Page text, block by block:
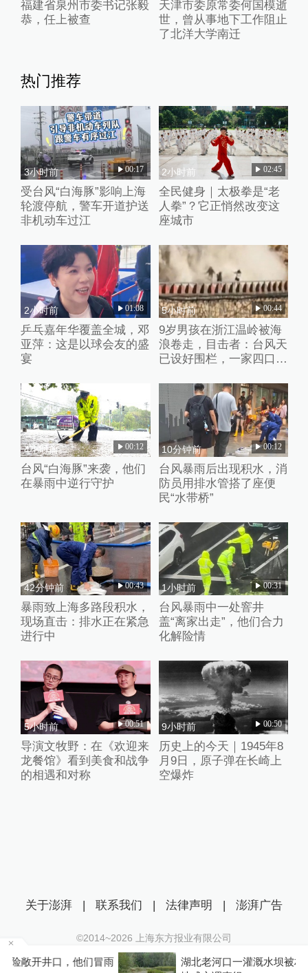
福建省泉州市委书记张毅
恭，任上被查
天津市委原常委何国模逝
世，曾从事地下工作阻止
了北洋大学南迁
热门推荐
3小时前 00:17
受台风“白海豚”影响上海
轮渡停航，警车开道护送
非机动车过江
2小时前 02:45
全民健身｜太极拳是“老
人拳”？它正悄然改变这
座城市
2小时前 01:08
乒乓嘉年华覆盖全城，邓
亚萍：这是以球会友的盛
宴
5小时前 00:44
9岁男孩在浙江温岭被海
浪卷走，目击者：台风天
已设好围栏，一家四口翻
4小时前 00:12
台风“白海豚”来袭，他们
在暴雨中逆行守护
10分钟前 00:12
台风暴雨后出现积水，消
防员用排水管搭了座便
民“水带桥”
42分钟前 00:43
暴雨致上海多路段积水，
现场直击：排水正在紧急
进行中
1小时前 00:31
台风暴雨中一处窨井
盖“离家出走”，他们合力
化解险情
5小时前 00:51
导演文牧野：在《欢迎来
龙餐馆》看到美食和战争
的相遇和对称
9小时前 00:50
历史上的今天｜1945年8
月9日，原子弹在长崎上
空爆炸
湖北老河口一灌溉水坝被村民承包隔成鱼塘，当
关于澎湃 | 联系我们 | 法律声明 | 澎湃广告
©2014~2026 上海东方报业有限公司
沪ICP证：沪B2-20170116 | 沪ICP备14003370号